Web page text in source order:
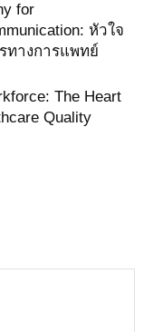
for
หัวใจ
ทางการแพทย์
The Heart
Quality